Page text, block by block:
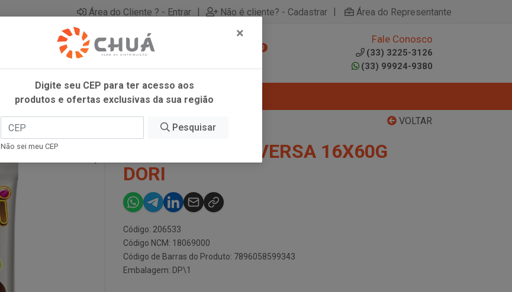
Área do Cliente ? - Entrar | Não é cliente? - Cadastrar | Área do Representante
0
Fale Conosco
(33) 3225-3126
(33) 99924-9380
VOLTAR
DISQUETI VICE VERSA 16X60G
DORI
Código: 206533
Código NCM: 18069000
Código de Barras do Produto: 7896058599343
Embalagem: DP\1
×
Digite seu CEP para ter acesso aos
produtos e ofertas exclusivas da sua região
Pesquisar
Não sei meu CEP